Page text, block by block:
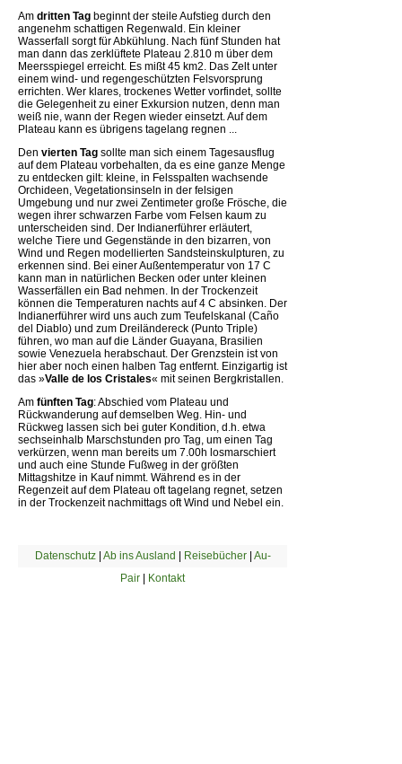
Am dritten Tag beginnt der steile Aufstieg durch den
angenehm schattigen Regenwald. Ein kleiner
Wasserfall sorgt für Abkühlung. Nach fünf Stunden hat
man dann das zerklüftete Plateau 2.810 m über dem
Meersspiegel erreicht. Es mißt 45 km2. Das Zelt unter
einem wind- und regengeschützten Felsvorsprung
errichten. Wer klares, trockenes Wetter vorfindet, sollte
die Gelegenheit zu einer Exkursion nutzen, denn man
weiß nie, wann der Regen wieder einsetzt. Auf dem
Plateau kann es übrigens tagelang regnen ...
Den vierten Tag sollte man sich einem Tagesausflug
auf dem Plateau vorbehalten, da es eine ganze Menge
zu entdecken gilt: kleine, in Felsspalten wachsende
Orchideen, Vegetationsinseln in der felsigen
Umgebung und nur zwei Zentimeter große Frösche, die
wegen ihrer schwarzen Farbe vom Felsen kaum zu
unterscheiden sind. Der Indianerführer erläutert,
welche Tiere und Gegenstände in den bizarren, von
Wind und Regen modellierten Sandsteinskulpturen, zu
erkennen sind. Bei einer Außentemperatur von 17 C
kann man in natürlichen Becken oder unter kleinen
Wasserfällen ein Bad nehmen. In der Trockenzeit
können die Temperaturen nachts auf 4 C absinken. Der
Indianerführer wird uns auch zum Teufelskanal (Caño
del Diablo) und zum Dreiländereck (Punto Triple)
führen, wo man auf die Länder Guayana, Brasilien
sowie Venezuela herabschaut. Der Grenzstein ist von
hier aber noch einen halben Tag entfernt. Einzigartig ist
das »Valle de los Cristales« mit seinen Bergkristallen.
Am fünften Tag: Abschied vom Plateau und
Rückwanderung auf demselben Weg. Hin- und
Rückweg lassen sich bei guter Kondition, d.h. etwa
sechseinhalb Marschstunden pro Tag, um einen Tag
verkürzen, wenn man bereits um 7.00h losmarschiert
und auch eine Stunde Fußweg in der größten
Mittagshitze in Kauf nimmt. Während es in der
Regenzeit auf dem Plateau oft tagelang regnet, setzen
in der Trockenzeit nachmittags oft Wind und Nebel ein.
Datenschutz| Ab ins Ausland | Reisebücher| Au-
Pair | Kontakt